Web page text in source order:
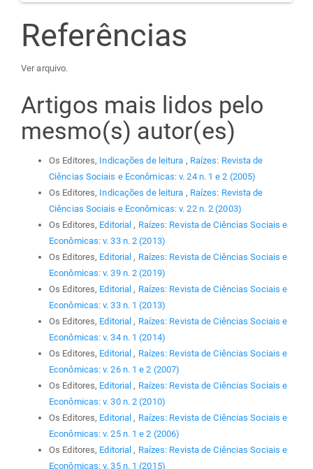
Referências
Ver arquivo.
Artigos mais lidos pelo
mesmo(s) autor(es)
Os Editores, Indicações de leitura , Raízes: Revista de
Ciências Sociais e Econômicas: v. 24 n. 1 e 2 (2005)
Os Editores, Indicações de leitura , Raízes: Revista de
Ciências Sociais e Econômicas: v. 22 n. 2 (2003)
Os Editores, Editorial , Raízes: Revista de Ciências Sociais e
Econômicas: v. 33 n. 2 (2013)
Os Editores, Editorial , Raízes: Revista de Ciências Sociais e
Econômicas: v. 39 n. 2 (2019)
Os Editores, Editorial , Raízes: Revista de Ciências Sociais e
Econômicas: v. 33 n. 1 (2013)
Os Editores, Editorial , Raízes: Revista de Ciências Sociais e
Econômicas: v. 34 n. 1 (2014)
Os Editores, Editorial , Raízes: Revista de Ciências Sociais e
Econômicas: v. 26 n. 1 e 2 (2007)
Os Editores, Editorial , Raízes: Revista de Ciências Sociais e
Econômicas: v. 30 n. 2 (2010)
Os Editores, Editorial , Raízes: Revista de Ciências Sociais e
Econômicas: v. 25 n. 1 e 2 (2006)
Os Editores, Editorial , Raízes: Revista de Ciências Sociais e
Econômicas: v. 35 n. 1 (2015)